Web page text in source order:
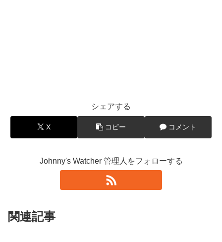
シェアする
X コピー コメント
Johnny's Watcher 管理人をフォローする
関連記事